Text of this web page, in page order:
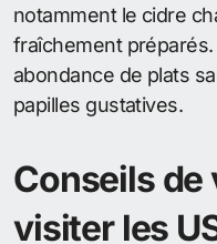
notamment le cidre
fraîchement préparés.
abondance de plats
papilles gustatives.
Conseils de
visiter les